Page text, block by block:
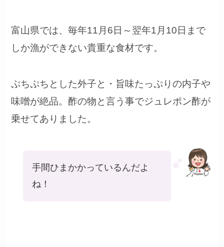
富山県では、毎年11月6日～翌年1月10日まで
しか漁ができない貴重な食材です。
ぷちぷちとした外子と・旨味たっぷりの内子や
味噌が絶品。 酢の物と言う事でジュレポン酢が
乗せてありました。
手間ひまかかっているんだよ
ね！